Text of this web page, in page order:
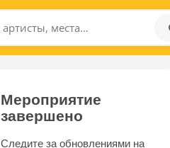
Мероприятие
завершено
Следите за обновлениями на